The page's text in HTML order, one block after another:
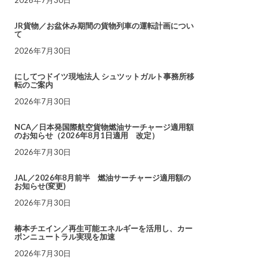
JR貨物／お盆休み期間の貨物列車の運転計画につい
て
2026年7月30日
にしてつドイツ現地法人 シュツットガルト事務所移
転のご案内
2026年7月30日
NCA／日本発国際航空貨物燃油サーチャージ適用額
のお知らせ（2026年8月1日適用 改定）
2026年7月30日
JAL／2026年8月前半 燃油サーチャージ適用額の
お知らせ(変更)
2026年7月30日
椿本チエイン／再生可能エネルギーを活用し、カー
ボンニュートラル実現を加速
2026年7月30日